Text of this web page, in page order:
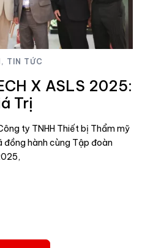
, TIN TỨC
X ASLS 2025:
Trị
ty TNHH Thiết bị Thẩm mỹ
đồng hành cùng Tập đoàn